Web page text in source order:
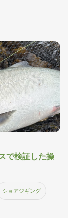
で検証した操
ショアジギング